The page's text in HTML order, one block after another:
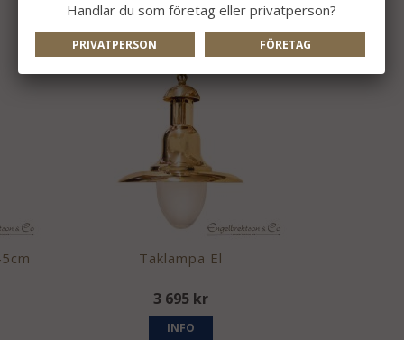
ENDAST I BUTIK
Taklampa El
3 695 kr
INFO
Handlar du som företag eller privatperson?
PRIVATPERSON FÖRETAG